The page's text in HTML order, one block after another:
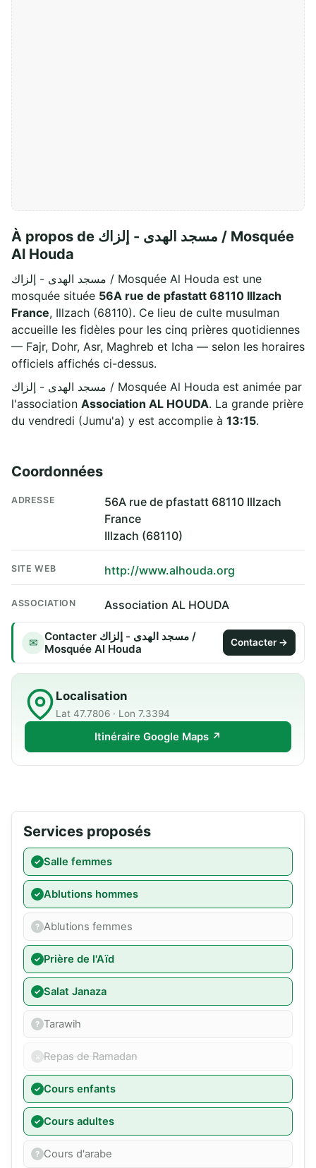
À propos de مسجد الهدى - إلزاك / Mosquée
Al Houda
مسجد الهدى - إلزاك / Mosquée Al Houda est une
mosquée située 56A rue de pfastatt 68110 Illzach
France, Illzach (68110). Ce lieu de culte musulman
accueille les fidèles pour les cinq prières quotidiennes
— Fajr, Dohr, Asr, Maghreb et Icha — selon les horaires
officiels affichés ci-dessus.
مسجد الهدى - إلزاك / Mosquée Al Houda est animée par
l'association Association AL HOUDA. La grande prière
du vendredi (Jumu'a) y est accomplie à 13:15.
Coordonnées
ADRESSE
56A rue de pfastatt 68110 Illzach
France
Illzach (68110)
SITE WEB http://www.alhouda.org
ASSOCIATION Association AL HOUDA
✉ Contacter مسجد الهدى - إلزاك /
Mosquée Al Houda
Contacter →
Localisation
Lat 47.7806 · Lon 7.3394
Itinéraire Google Maps ↗
Services proposés
Salle femmes
Ablutions hommes
Ablutions femmes
Prière de l'Aïd
Salat Janaza
Tarawih
Repas de Ramadan
Cours enfants
Cours adultes
Cours d'arabe